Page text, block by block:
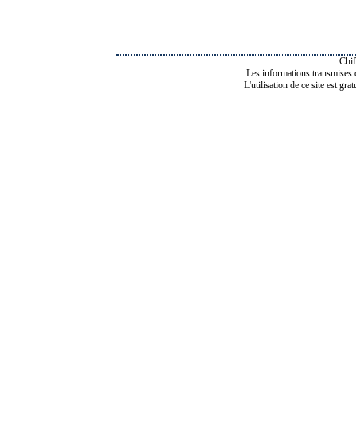
Les informations transmises
L'utilisation de ce site est